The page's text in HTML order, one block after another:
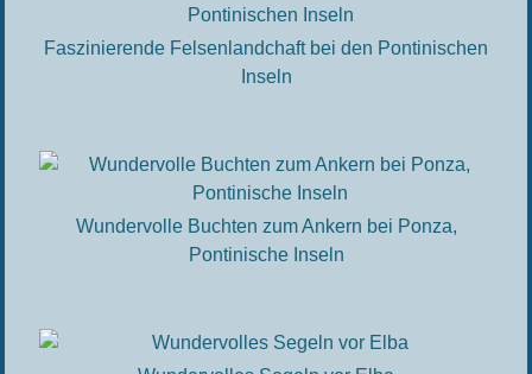
Faszinierende Felsenlandchaft bei den Pontinischen
Inseln
Wundervolle Buchten zum Ankern bei Ponza,
Pontinische Inseln